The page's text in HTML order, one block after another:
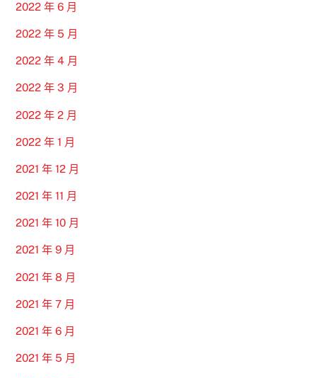
2022 年 6 月
2022 年 5 月
2022 年 4 月
2022 年 3 月
2022 年 2 月
2022 年 1 月
2021 年 12 月
2021 年 11 月
2021 年 10 月
2021 年 9 月
2021 年 8 月
2021 年 7 月
2021 年 6 月
2021 年 5 月